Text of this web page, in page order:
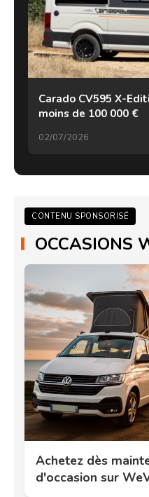
Carado CV595 X-
moins de 100 000 €
02/07/2026
CONTENU SPONSORISÉ
OCCASIONS
Achetez dès
d'occasion sur